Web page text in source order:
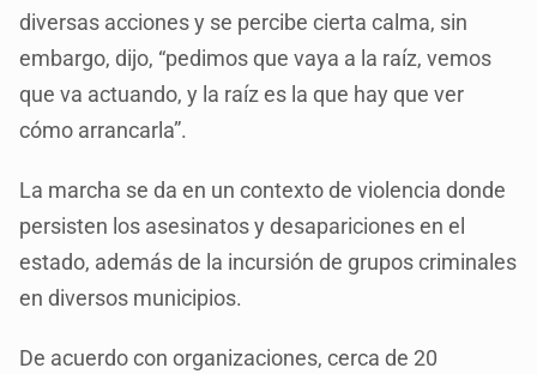
diversas acciones y se percibe cierta calma, sin
embargo, dijo, “pedimos que vaya a la raíz, vemos
que va actuando, y la raíz es la que hay que ver
cómo arrancarla”.
La marcha se da en un contexto de violencia donde
persisten los asesinatos y desapariciones en el
estado, además de la incursión de grupos criminales
en diversos municipios.
De acuerdo con organizaciones, cerca de 20